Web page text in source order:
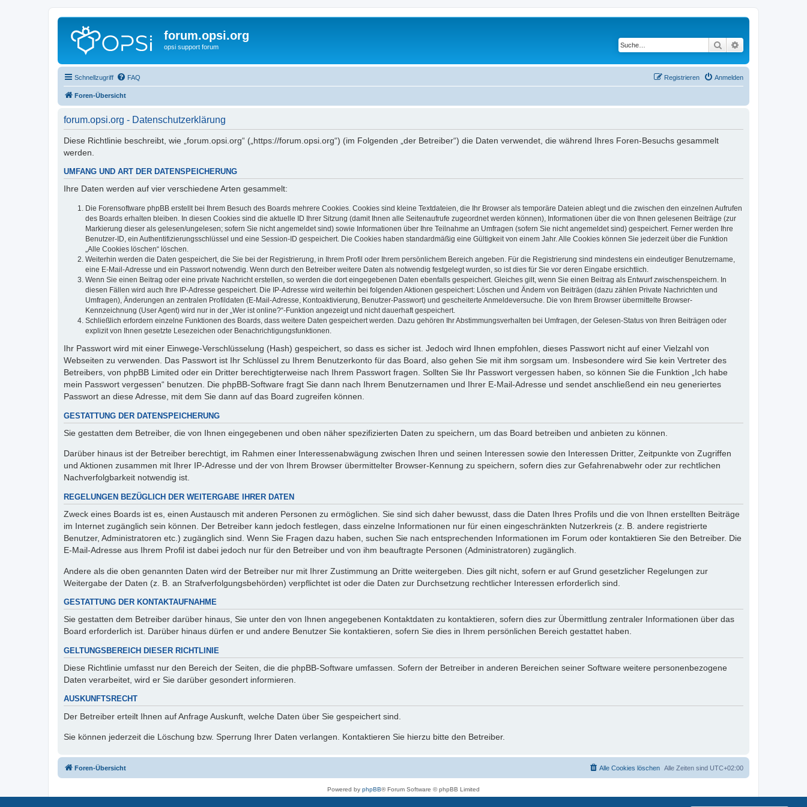
forum.opsi.org
opsi support forum Suche
Schnellzugriff FAQ Anmelden
Registrieren
Foren-Übersicht
forum.opsi.org - Datenschutzerklärung
Diese Richtlinie beschreibt, wie „forum.opsi.org“ („https://forum.opsi.org“) (im Folgenden „der Betreiber“) die Daten verwendet, die während Ihres Foren-Besuchs gesammelt
werden.
UMFANG UND ART DER DATENSPEICHERUNG
Ihre Daten werden auf vier verschiedene Arten gesammelt:
Die Forensoftware phpBB erstellt bei Ihrem Besuch des Boards mehrere Cookies. Cookies sind kleine Textdateien, die Ihr Browser als temporäre Dateien ablegt und die zwischen den einzelnen Aufrufen
des Boards erhalten bleiben. In diesen Cookies sind die aktuelle ID Ihrer Sitzung (damit Ihnen alle Seitenaufrufe zugeordnet werden können), Informationen über die von Ihnen gelesenen Beiträge (zur
Markierung dieser als gelesen/ungelesen; sofern Sie nicht angemeldet sind) sowie Informationen über Ihre Teilnahme an Umfragen (sofern Sie nicht angemeldet sind) gespeichert. Ferner werden Ihre
Benutzer-ID, ein Authentifizierungsschlüssel und eine Session-ID gespeichert. Die Cookies haben standardmäßig eine Gültigkeit von einem Jahr. Alle Cookies können Sie jederzeit über die Funktion
„Alle Cookies löschen“ löschen.
Weiterhin werden die Daten gespeichert, die Sie bei der Registrierung, in Ihrem Profil oder Ihrem persönlichem Bereich angeben. Für die Registrierung sind mindestens ein eindeutiger Benutzername,
eine E-Mail-Adresse und ein Passwort notwendig. Wenn durch den Betreiber weitere Daten als notwendig festgelegt wurden, so ist dies für Sie vor deren Eingabe ersichtlich.
Wenn Sie einen Beitrag oder eine private Nachricht erstellen, so werden die dort eingegebenen Daten ebenfalls gespeichert. Gleiches gilt, wenn Sie einen Beitrag als Entwurf zwischenspeichern. In
diesen Fällen wird auch Ihre IP-Adresse gespeichert. Die IP-Adresse wird weiterhin bei folgenden Aktionen gespeichert: Löschen und Ändern von Beiträgen (dazu zählen Private Nachrichten und
Umfragen), Änderungen an zentralen Profildaten (E-Mail-Adresse, Kontoaktivierung, Benutzer-Passwort) und gescheiterte Anmeldeversuche. Die von Ihrem Browser übermittelte Browser-
Kennzeichnung (User Agent) wird nur in der „Wer ist online?“-Funktion angezeigt und nicht dauerhaft gespeichert.
Schließlich erfordern einzelne Funktionen des Boards, dass weitere Daten gespeichert werden. Dazu gehören Ihr Abstimmungsverhalten bei Umfragen, der Gelesen-Status von Ihren Beiträgen oder
explizit von Ihnen gesetzte Lesezeichen oder Benachrichtigungsfunktionen.
Ihr Passwort wird mit einer Einwege-Verschlüsselung (Hash) gespeichert, so dass es sicher ist. Jedoch wird Ihnen empfohlen, dieses Passwort nicht auf einer Vielzahl von
Webseiten zu verwenden. Das Passwort ist Ihr Schlüssel zu Ihrem Benutzerkonto für das Board, also gehen Sie mit ihm sorgsam um. Insbesondere wird Sie kein Vertreter des
Betreibers, von phpBB Limited oder ein Dritter berechtigterweise nach Ihrem Passwort fragen. Sollten Sie Ihr Passwort vergessen haben, so können Sie die Funktion „Ich habe
mein Passwort vergessen“ benutzen. Die phpBB-Software fragt Sie dann nach Ihrem Benutzernamen und Ihrer E-Mail-Adresse und sendet anschließend ein neu generiertes
Passwort an diese Adresse, mit dem Sie dann auf das Board zugreifen können.
GESTATTUNG DER DATENSPEICHERUNG
Sie gestatten dem Betreiber, die von Ihnen eingegebenen und oben näher spezifizierten Daten zu speichern, um das Board betreiben und anbieten zu können.
Darüber hinaus ist der Betreiber berechtigt, im Rahmen einer Interessenabwägung zwischen Ihren und seinen Interessen sowie den Interessen Dritter, Zeitpunkte von Zugriffen
und Aktionen zusammen mit Ihrer IP-Adresse und der von Ihrem Browser übermittelter Browser-Kennung zu speichern, sofern dies zur Gefahrenabwehr oder zur rechtlichen
Nachverfolgbarkeit notwendig ist.
REGELUNGEN BEZÜGLICH DER WEITERGABE IHRER DATEN
Zweck eines Boards ist es, einen Austausch mit anderen Personen zu ermöglichen. Sie sind sich daher bewusst, dass die Daten Ihres Profils und die von Ihnen erstellten Beiträge
im Internet zugänglich sein können. Der Betreiber kann jedoch festlegen, dass einzelne Informationen nur für einen eingeschränkten Nutzerkreis (z. B. andere registrierte
Benutzer, Administratoren etc.) zugänglich sind. Wenn Sie Fragen dazu haben, suchen Sie nach entsprechenden Informationen im Forum oder kontaktieren Sie den Betreiber. Die
E-Mail-Adresse aus Ihrem Profil ist dabei jedoch nur für den Betreiber und von ihm beauftragte Personen (Administratoren) zugänglich.
Andere als die oben genannten Daten wird der Betreiber nur mit Ihrer Zustimmung an Dritte weitergeben. Dies gilt nicht, sofern er auf Grund gesetzlicher Regelungen zur
Weitergabe der Daten (z. B. an Strafverfolgungsbehörden) verpflichtet ist oder die Daten zur Durchsetzung rechtlicher Interessen erforderlich sind.
GESTATTUNG DER KONTAKTAUFNAHME
Sie gestatten dem Betreiber darüber hinaus, Sie unter den von Ihnen angegebenen Kontaktdaten zu kontaktieren, sofern dies zur Übermittlung zentraler Informationen über das
Board erforderlich ist. Darüber hinaus dürfen er und andere Benutzer Sie kontaktieren, sofern Sie dies in Ihrem persönlichen Bereich gestattet haben.
GELTUNGSBEREICH DIESER RICHTLINIE
Diese Richtlinie umfasst nur den Bereich der Seiten, die die phpBB-Software umfassen. Sofern der Betreiber in anderen Bereichen seiner Software weitere personenbezogene
Daten verarbeitet, wird er Sie darüber gesondert informieren.
AUSKUNFTSRECHT
Der Betreiber erteilt Ihnen auf Anfrage Auskunft, welche Daten über Sie gespeichert sind.
Sie können jederzeit die Löschung bzw. Sperrung Ihrer Daten verlangen. Kontaktieren Sie hierzu bitte den Betreiber.
Foren-Übersicht Alle Zeiten sind UTC+02:00
Alle Cookies löschen
Powered by phpBB® Forum Software © phpBB Limited